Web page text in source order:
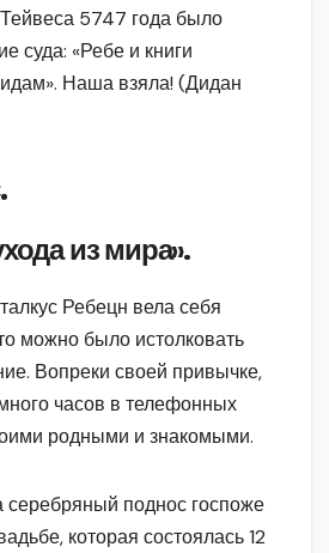
5747 года было
суда: «Ребе и книги
Наша взяла! (Дидан
из мира».
Ребецн вела себя
можно было истолковать
Вопреки своей привычке,
часов в телефонных
родными и знакомыми.
серебряный поднос госпоже
которая состоялась 12